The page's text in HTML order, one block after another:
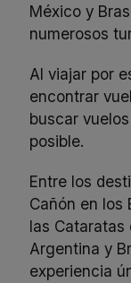
México y
numerosos
Al viajar por
encontrar
buscar
posible.
Entre los
Cañón en los
las Cataratas
Argentina y
experiencia